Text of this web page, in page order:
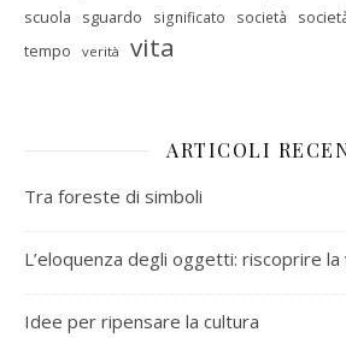
scuola sguardo significato società
tempo verità vita
ARTICOLI
Tra foreste di simboli
L’eloquenza degli oggetti: riscoprire
Idee per ripensare la cultura